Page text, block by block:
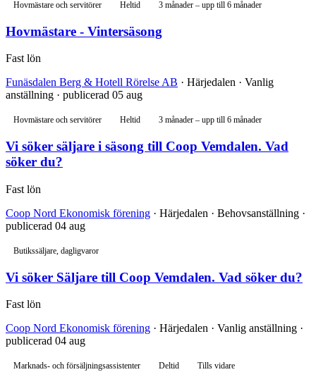
Hovmästare och servitörer Heltid 3 månader – upp till 6 månader
Hovmästare - Vintersäsong
Fast lön
Funäsdalen Berg & Hotell Rörelse AB · Härjedalen · Vanlig
anställning · publicerad 05 aug
Hovmästare och servitörer Heltid 3 månader – upp till 6 månader
Vi söker säljare i säsong till Coop Vemdalen. Vad
söker du?
Fast lön
Coop Nord Ekonomisk förening · Härjedalen · Behovsanställning ·
publicerad 04 aug
Butikssäljare, dagligvaror
Vi söker Säljare till Coop Vemdalen. Vad söker du?
Fast lön
Coop Nord Ekonomisk förening · Härjedalen · Vanlig anställning ·
publicerad 04 aug
Marknads- och försäljningsassistenter Deltid Tills vidare